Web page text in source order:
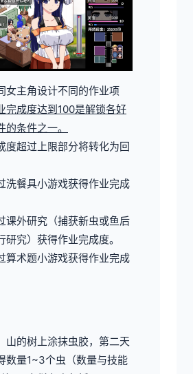
女主角设计不同的作业项
完成度达到100是解锁各好
的条件之一。
度超过上限部分将转化为回
洗餐具小游戏获得作业完成
课外研究（捕获新虫或鱼后
研究）获得作业完成度。
算术题小游戏获得作业完成
山的树上涂抹虫胶，第二天
数量1~3个虫（数量与技能